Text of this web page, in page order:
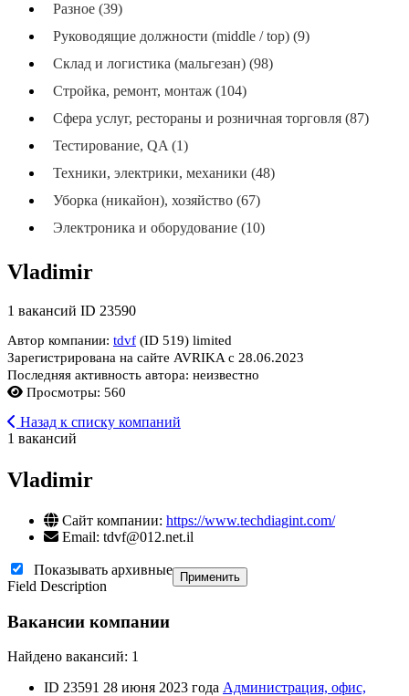
Разное (39)
Руководящие должности (middle / top) (9)
Склад и логистика (мальгезан) (98)
Стройка, ремонт, монтаж (104)
Сфера услуг, рестораны и розничная торговля (87)
Тестирование, QA (1)
Техники, электрики, механики (48)
Уборка (никайон), хозяйство (67)
Электроника и оборудование (10)
Vladimir
1 вакансий ID 23590
Автор компании: tdvf (ID 519) limited
Зарегистрирована на сайте AVRIKA с 28.06.2023
Последняя активность автора: неизвестно
Просмотры: 560
Назад к списку компаний
1 вакансий
Vladimir
Сайт компании: https://www.techdiagint.com/
Email: tdvf@012.net.il
Показывать архивные
Field Description
Применить
Вакансии компании
Найдено вакансий: 1
ID 23591 28 июня 2023 года Администрация, офис,